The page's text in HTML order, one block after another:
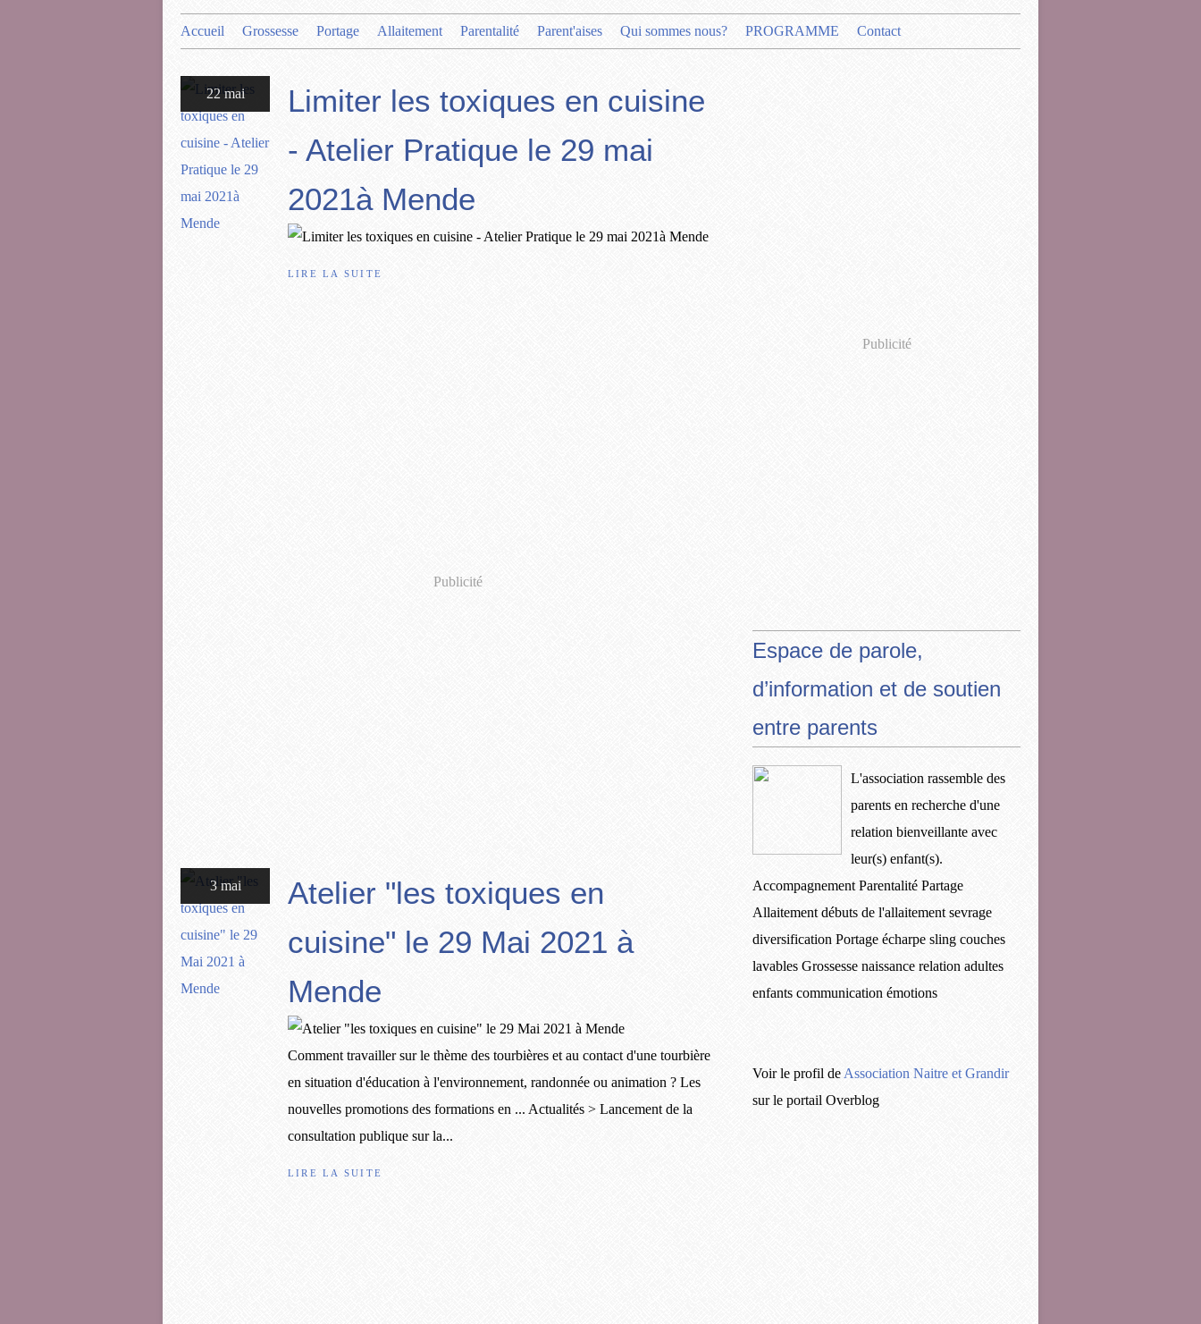
Accueil Grossesse Portage Allaitement Parentalité Parent'aises Qui sommes nous? PROGRAMME Contact
22 mai
Limiter les toxiques en cuisine
- Atelier Pratique le 29 mai
2021à Mende
LIRE LA SUITE
Publicité
3 mai
Atelier "les toxiques en
cuisine" le 29 Mai 2021 à
Mende
Comment travailler sur le thème des tourbières et au contact d'une tourbière
en situation d'éducation à l'environnement, randonnée ou animation ? Les
nouvelles promotions des formations en ... Actualités > Lancement de la
consultation publique sur la...
LIRE LA SUITE
Publicité
Espace de parole,
d’information et de soutien
entre parents
L'association rassemble des
parents en recherche d'une
relation bienveillante avec
leur(s) enfant(s).
Accompagnement Parentalité Partage
Allaitement débuts de l'allaitement sevrage
diversification Portage écharpe sling couches
lavables Grossesse naissance relation adultes
enfants communication émotions
Voir le profil de Association Naitre et Grandir
sur le portail Overblog